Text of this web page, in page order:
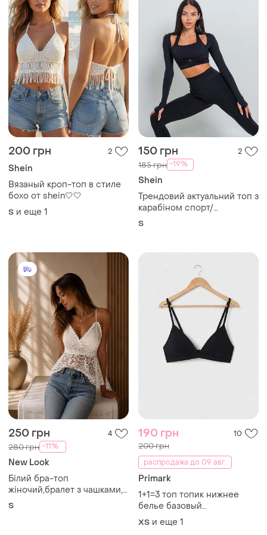
200 грн 2
Shein
Вязаный кроп-топ в стиле
бохо от shein🤍🤍
S и еще 1
150 грн 2
185 грн -19%
Shein
Трендовий актуальний топ з
карабіном спорт/
повсякденний стиль shein s
S
250 грн 4
280 грн -11%
New Look
Білий бра-топ
жіночий,бралет з чашками,
волани мереживо,топ
S
190 грн 10
200 грн
распродажа до 09 авг.
Primark
1+1=3 топ топик нижнее
белье базовый
классический primark сток
ХS и еще 1